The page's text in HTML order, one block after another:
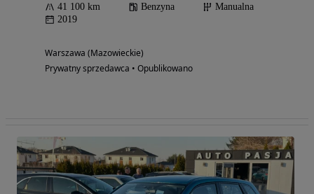
41 100 km Benzyna
Manualna
2019
Warszawa (Mazowieckie)
Prywatny sprzedawca • Opublikowano